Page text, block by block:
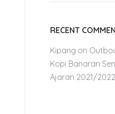
RECENT
Kipang on
Kopi Banaran
Ajaran 2021/2022